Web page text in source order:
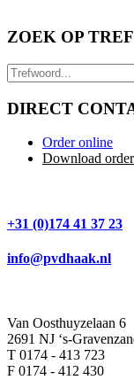
ZOEK OP
DIRECT
Order online
Download
+31 (0)174 41 37 23
info@pvdhaak.nl
Van Oosthuyzelaan 6
2691 NJ ‘s-
T 0174 - 413 723
F 0174 - 412 430